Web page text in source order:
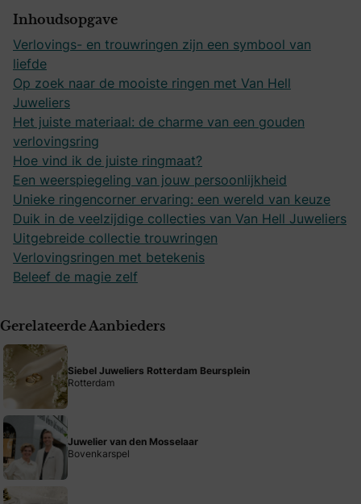
Inhoudsopgave
Verlovings- en trouwringen zijn een symbool van
liefde
Op zoek naar de mooiste ringen met Van Hell
Juweliers
Het juiste materiaal: de charme van een gouden
verlovingsring
Hoe vind ik de juiste ringmaat?
Een weerspiegeling van jouw persoonlijkheid
Unieke ringencorner ervaring: een wereld van keuze
Duik in de veelzijdige collecties van Van Hell Juweliers
Uitgebreide collectie trouwringen
Verlovingsringen met betekenis
Beleef de magie zelf
Gerelateerde Aanbieders
Siebel Juweliers Rotterdam Beursplein
Rotterdam
Juwelier van den Mosselaar
Bovenkarspel